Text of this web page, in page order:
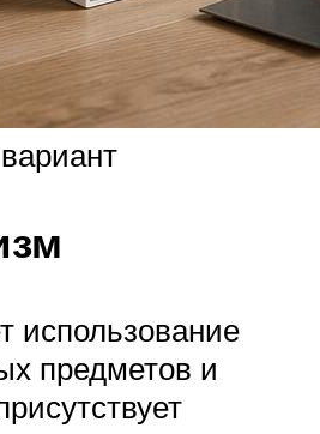
использование
предметов и